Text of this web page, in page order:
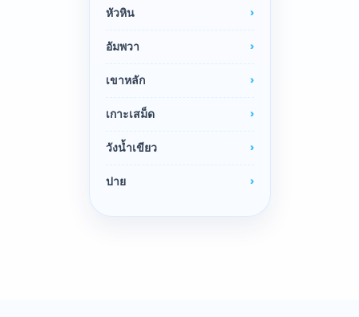
หัวหิน
อัมพวา
เขาหลัก
เกาะเสม็ด
วังน้ำเขียว
ปาย